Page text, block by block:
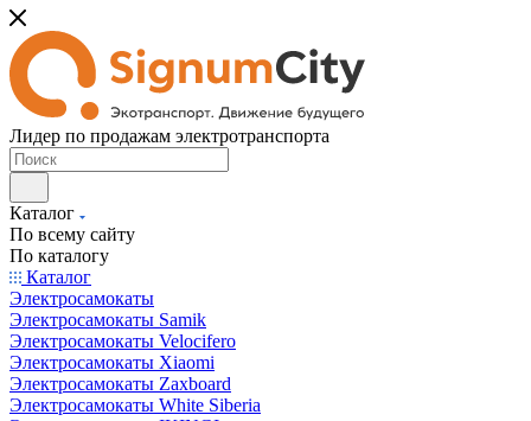
Лидер по продажам электротранспорта
Каталог
По всему сайту
По каталогу
Каталог
Электросамокаты
Электросамокаты Samik
Электросамокаты Velocifero
Электросамокаты Xiaomi
Электросамокаты Zaxboard
Электросамокаты White Siberia